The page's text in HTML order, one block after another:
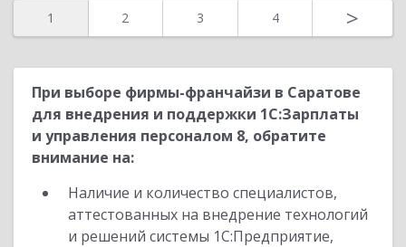
1 2 3 4 >
При выборе фирмы-франчайзи в Саратове
для внедрения и поддержки 1С:Зарплаты
и управления персоналом 8, обратите
внимание на:
Наличие и количество специалистов,
аттестованных на внедрение технологий
и решений системы 1С:Предприятие,